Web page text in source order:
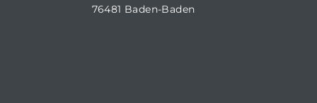
76481 Baden-Baden